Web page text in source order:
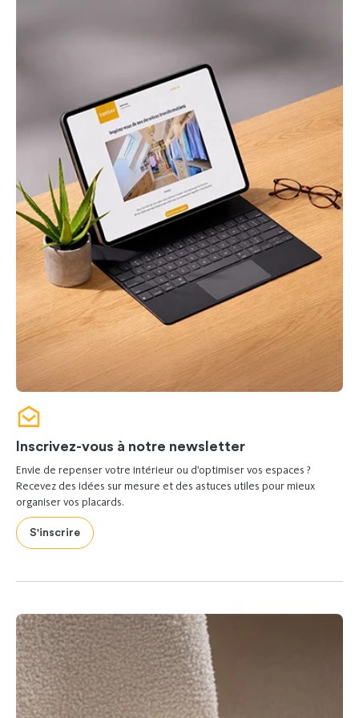
Inscrivez-vous à notre newsletter
Envie de repenser votre intérieur ou d’optimiser vos espaces ?
Recevez des idées sur mesure et des astuces utiles pour mieux
organiser vos placards.
S'inscrire